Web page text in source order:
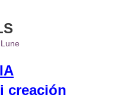
creación